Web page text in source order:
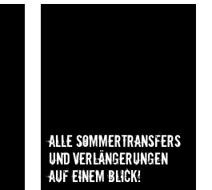
Alle Sommertransfers
und Verlängerungen
auf einem Blick!